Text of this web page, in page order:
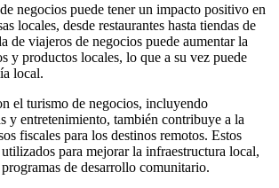
negocios puede tener un impacto positivo en
locales, desde restaurantes hasta tiendas de
de viajeros de negocios puede aumentar la
y productos locales, lo que a su vez puede
local.
el turismo de negocios, incluyendo
y entretenimiento, también contribuye a la
fiscales para los destinos remotos. Estos
para mejorar la infraestructura local,
de desarrollo comunitario.